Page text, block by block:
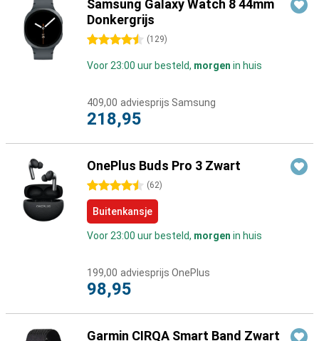
Samsung Galaxy Watch 8 44mm
Donkergrijs
4.5 sterren (129)
Voor 23:00 uur besteld, morgen in huis
409,00 adviesprijs Samsung
218,95
OnePlus Buds Pro 3 Zwart
4.5 sterren (62)
Buitenkansje
Voor 23:00 uur besteld, morgen in huis
199,00 adviesprijs OnePlus
98,95
Garmin CIRQA Smart Band Zwart